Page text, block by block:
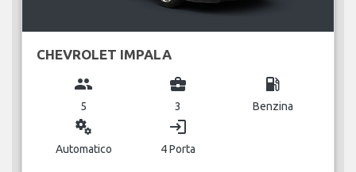
CHEVROLET IMPALA
group
5
business_center
3
local_gas_station
Benzina
miscellaneous_services
Automatico
login
4 Porta